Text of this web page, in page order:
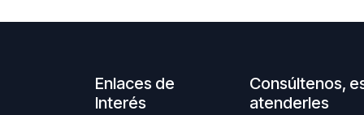
Enlaces de
Interés
Consúltenos,
atenderles